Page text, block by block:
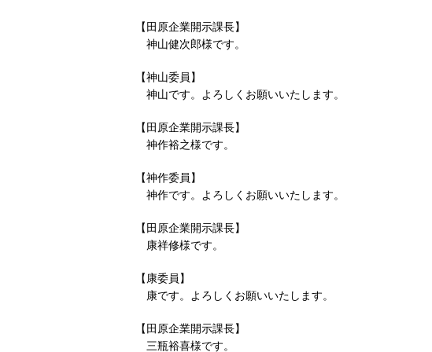
【田原企業開示課長】
神山健次郎様です。
【神山委員】
神山です。よろしくお願いいたします。
【田原企業開示課長】
神作裕之様です。
【神作委員】
神作です。よろしくお願いいたします。
【田原企業開示課長】
康祥修様です。
【康委員】
康です。よろしくお願いいたします。
【田原企業開示課長】
三瓶裕喜様です。